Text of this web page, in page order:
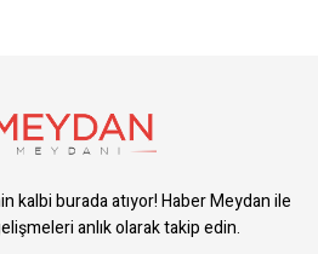
kalbi burada atıyor! Haber Meydan ile
anlık olarak takip edin.